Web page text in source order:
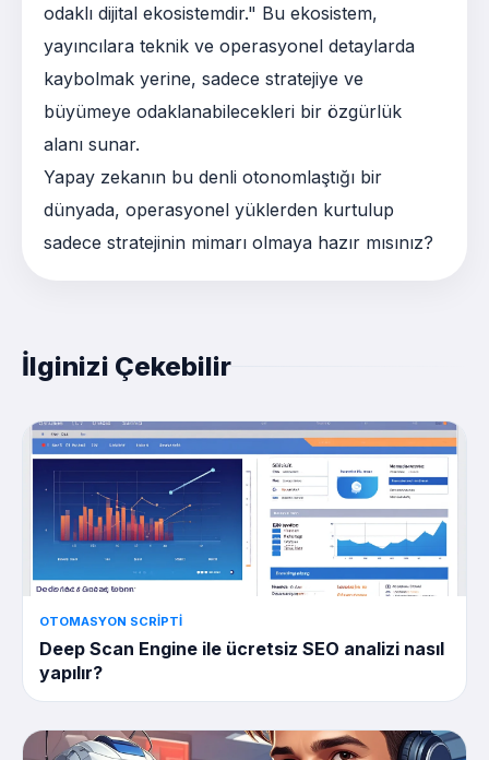
odaklı dijital ekosistemdir." Bu ekosistem,
yayıncılara teknik ve operasyonel detaylarda
kaybolmak yerine, sadece stratejiye ve
büyümeye odaklanabilecekleri bir özgürlük
alanı sunar.
Yapay zekanın bu denli otonomlaştığı bir
dünyada, operasyonel yüklerden kurtulup
sadece stratejinin mimarı olmaya hazır mısınız?
İlginizi Çekebilir
OTOMASYON SCRIPTI
Deep Scan Engine ile ücretsiz SEO analizi nasıl
yapılır?